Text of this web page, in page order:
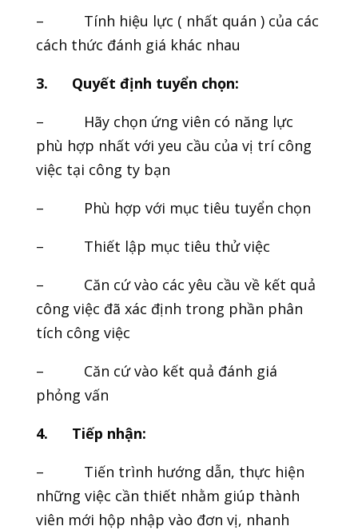
– Tính hiệu lực ( nhất quán ) của các
cách thức đánh giá khác nhau
3. Quyết định tuyển chọn:
– Hãy chọn ứng viên có năng lực
phù hợp nhất với yeu cầu của vị trí công
việc tại công ty bạn
– Phù hợp với mục tiêu tuyển chọn
– Thiết lập mục tiêu thử việc
– Căn cứ vào các yêu cầu về kết quả
công việc đã xác định trong phần phân
tích công việc
– Căn cứ vào kết quả đánh giá
phỏng vấn
4. Tiếp nhận:
– Tiến trình hướng dẫn, thực hiện
những việc cần thiết nhằm giúp thành
viên mới hộp nhập vào đơn vị, nhanh